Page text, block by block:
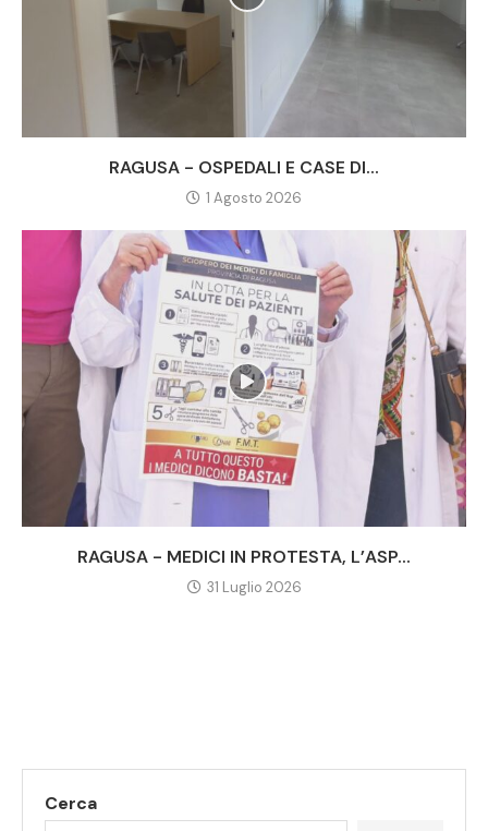
RAGUSA - OSPEDALI E CASE DI...
1 Agosto 2026
RAGUSA - MEDICI IN PROTESTA, L’ASP...
31 Luglio 2026
Cerca